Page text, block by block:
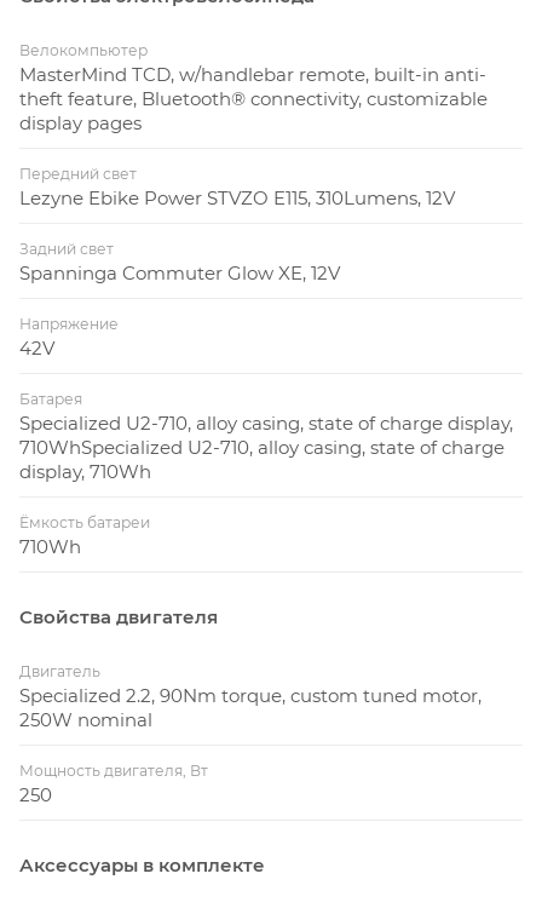
Велокомпьютер
MasterMind TCD, w/handlebar remote, built-in anti-
theft feature, Bluetooth® connectivity, customizable
display pages
Передний свет
Lezyne Ebike Power STVZO E115, 310Lumens, 12V
Задний свет
Spanninga Commuter Glow XE, 12V
Напряжение
42V
Батарея
Specialized U2-710, alloy casing, state of charge display,
710WhSpecialized U2-710, alloy casing, state of charge
display, 710Wh
Ёмкость батареи
710Wh
Свойства двигателя
Двигатель
Specialized 2.2, 90Nm torque, custom tuned motor,
250W nominal
Мощность двигателя, Вт
250
Аксессуары в комплекте